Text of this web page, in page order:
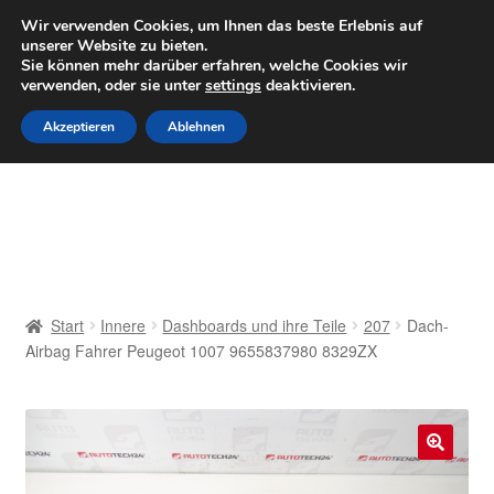
LIEFERUNG ab 6 EUR
Mo–Fr 9–16 Uhr · 0175 7465658
Zur
Navigation
springen
Zum
Inhalt
springen
Beschwerdeordnung
Datenschutz-Bestimmungen
Impressum
Start Innere Dashboards und ihre Teile 207
Dach-
Airbag Fahrer Peugeot 1007 9655837980 8329ZX
🔍
Wir verwenden Cookies, um Ihnen das beste Erlebnis auf
unserer Website zu bieten.
Sie können mehr darüber erfahren, welche Cookies wir
verwenden, oder sie untersettings deaktivieren.
Akzeptieren Ablehnen